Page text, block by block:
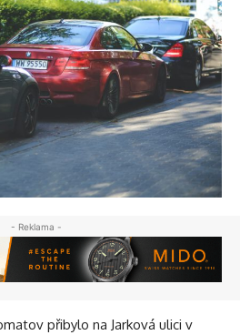
- Reklama -
přibylo na Jarková ulici v